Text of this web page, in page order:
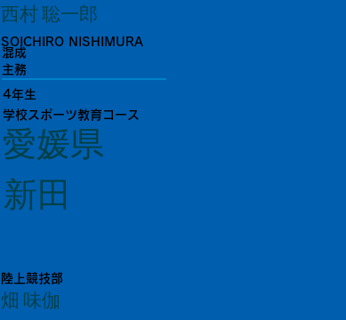
西村 聡一郎
SOICHIRO NISHIMURA
混成
主務
4年生
学校スポーツ教育コース
愛媛県
新田
陸上競技部
畑 味伽